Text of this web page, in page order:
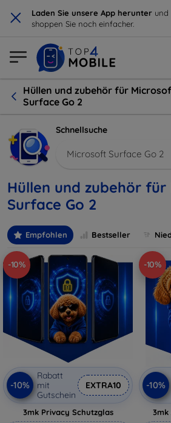
× Laden Sie unsere App herunter und
shoppen Sie noch einfacher.
Hüllen und zubehör für
Surface Go 2
Schnellsuche
Microsoft Surface Go 2
Hüllen und zubehör
Surface Go 2
Empfohlen Bestseller
-10%
-10%
Rabatt
mit
Gutschein
EXTRA10
3mk Privacy Schutzglas
-10%
-10%
3mk